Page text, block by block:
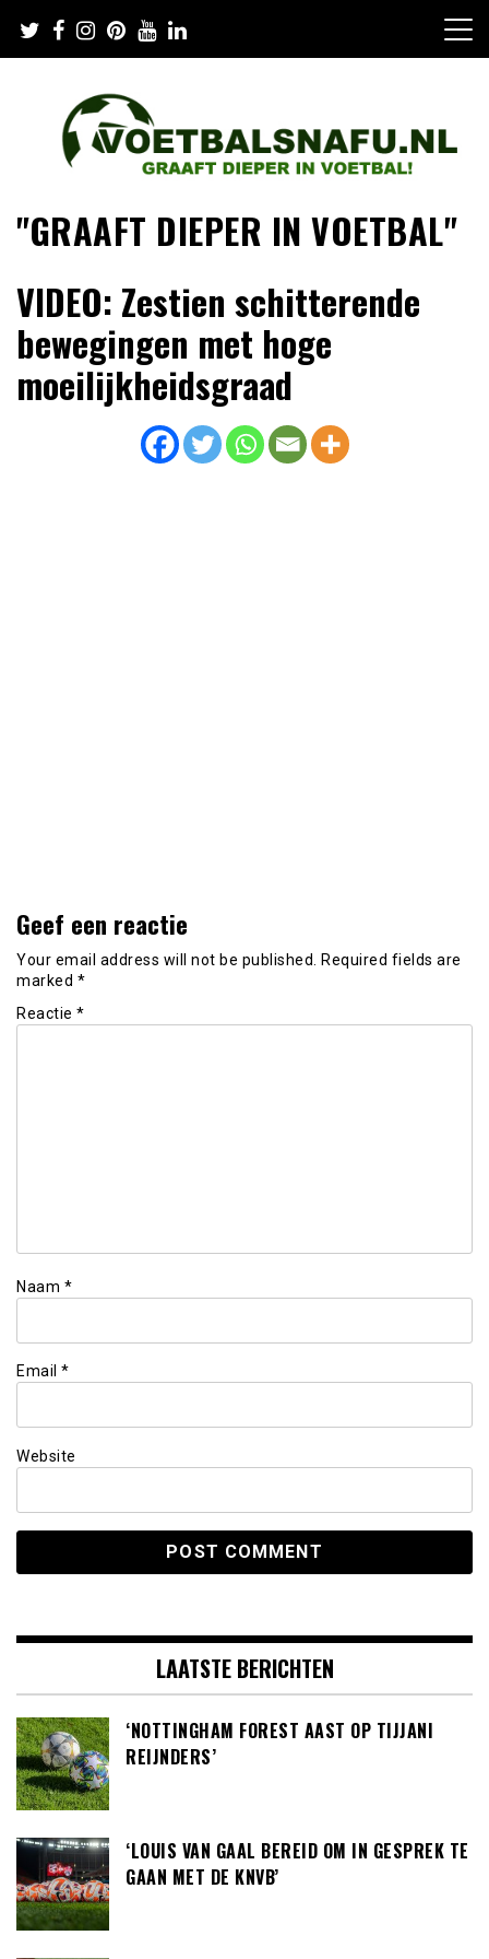
content
"GRAAFT DIEPER IN VOETBAL"
VIDEO: Zestien schitterende
bewegingen met hoge
moeilijkheidsgraad
Geef een reactie
Your email address will not be published.
Required fields are
marked *
Reactie *
Naam *
Email *
Website
LAATSTE BERICHTEN
‘NOTTINGHAM FOREST AAST OP TIJJANI
REIJNDERS’
‘LOUIS VAN GAAL BEREID OM IN GESPREK TE
GAAN MET DE KNVB’